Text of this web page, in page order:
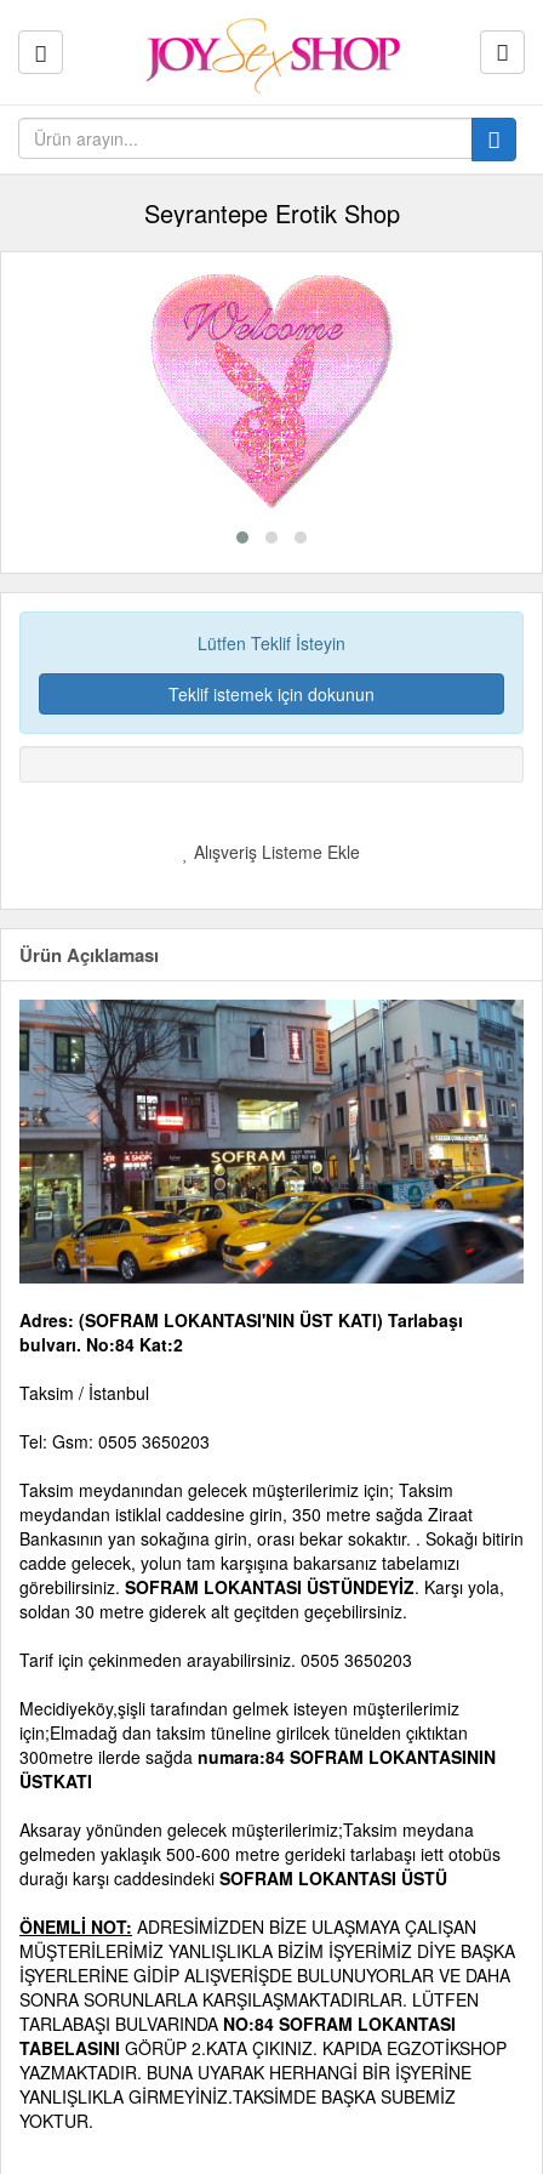
Seyrantepe Erotik Shop
Lütfen Teklif İsteyin
Teklif istemek için dokunun
Alışveriş Listeme Ekle
Ürün Açıklaması
Adres: (SOFRAM LOKANTASI'NIN ÜST KATI) Tarlabaşı
bulvarı. No:84 Kat:2
Taksim / İstanbul
Tel: Gsm: 0505 3650203
Taksim meydanından gelecek müşterilerimiz için; Taksim
meydandan istiklal caddesine girin, 350 metre sağda Ziraat
Bankasının yan sokağına girin, orası bekar sokaktır. . Sokağı bitirin
cadde gelecek, yolun tam karşışına bakarsanız tabelamızı
görebilirsiniz. SOFRAM LOKANTASI ÜSTÜNDEYİZ. Karşı yola,
soldan 30 metre giderek alt geçitden geçebilirsiniz.
Tarif için çekinmeden arayabilirsiniz. 0505 3650203
Mecidiyeköy,şişli tarafından gelmek isteyen müşterilerimiz
için;Elmadağ dan taksim tüneline girilcek tünelden çıktıktan
300metre ilerde sağda numara:84 SOFRAM LOKANTASININ
ÜSTKATI
Aksaray yönünden gelecek müşterilerimiz;Taksim meydana
gelmeden yaklaşık 500-600 metre gerideki tarlabaşı iett otobüs
durağı karşı caddesindeki SOFRAM LOKANTASI ÜSTÜ
ÖNEMLİ NOT: ADRESİMİZDEN BİZE ULAŞMAYA ÇALIŞAN
MÜŞTERİLERİMİZ YANLIŞLIKLA BİZİM İŞYERİMİZ DİYE BAŞKA
İŞYERLERİNE GİDİP ALIŞVERİŞDE BULUNUYORLAR VE DAHA
SONRA SORUNLARLA KARŞILAŞMAKTADIRLAR. LÜTFEN
TARLABAŞI BULVARINDA NO:84 SOFRAM LOKANTASI
TABELASINI GÖRÜP 2.KATA ÇIKINIZ. KAPIDA EGZOTİKSHOP
YAZMAKTADIR. BUNA UYARAK HERHANGİ BİR İŞYERİNE
YANLIŞLIKLA GİRMEYİNİZ.TAKSİMDE BAŞKA SUBEMİZ
YOKTUR.